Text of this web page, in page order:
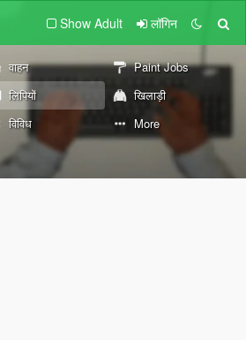
Show Adult लॉगिन
वाहन
Paint Jobs
लिपियों
खिलाड़ी
विविध More